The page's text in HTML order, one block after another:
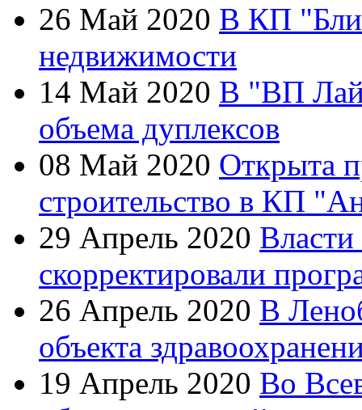
26 Май 2020 В КП
недвижимости
14 Май 2020 В "ВП
объема дуплексов
08 Май 2020 Открыта
строительство в КП
29 Апрель 2020
скорректировали
26 Апрель 2020 В
объекта
19 Апрель 2020 Во